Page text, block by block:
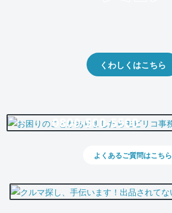
くわしくはこちら
0800-500-5500
よくあるご質問はこちら